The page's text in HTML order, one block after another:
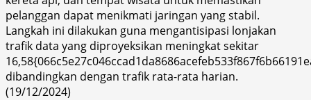
pelanggan dapat menikmati jaringan yang stabil.
Langkah ini dilakukan guna mengantisipasi lonjakan
trafik data yang diproyeksikan meningkat sekitar
dibandingkan dengan trafik rata-rata harian.
(19/12/2024)